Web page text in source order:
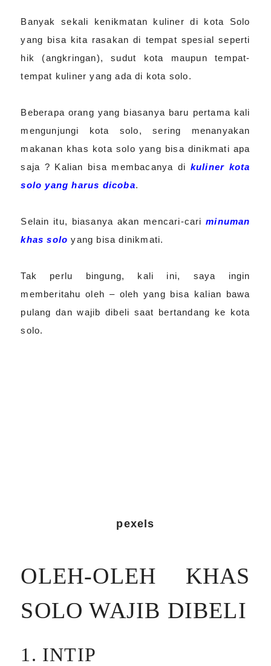
Banyak sekali kenikmatan kuliner di kota Solo
yang bisa kita rasakan di tempat spesial seperti
hik (angkringan), sudut kota maupun tempat-
tempat kuliner yang ada di kota solo.
Beberapa orang yang biasanya baru pertama kali
mengunjungi kota solo, sering menanyakan
makanan khas kota solo yang bisa dinikmati apa
saja ? Kalian bisa membacanya di kuliner kota
solo yang harus dicoba.
Selain itu, biasanya akan mencari-cariminuman
khas solo yang bisa dinikmati.
Tak perlu bingung, kali ini, saya ingin
memberitahu oleh – oleh yang bisa kalian bawa
pulang dan wajib dibeli saat bertandang ke kota
solo.
pexels
OLEH-OLEH KHAS
SOLO WAJIB DIBELI
1. INTIP